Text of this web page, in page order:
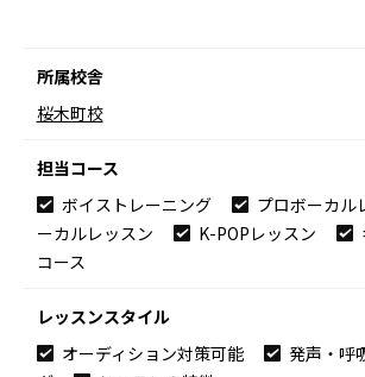
所属校舎
桜木町校
担当コース
ボイストレーニング
プロボーカル
ーカルレッスン
K-POPレッスン
コース
レッスンスタイル
オーディション対策可能
発声・呼